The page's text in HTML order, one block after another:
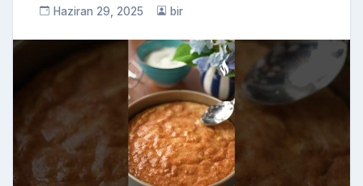
Haziran 29, 2025 bir